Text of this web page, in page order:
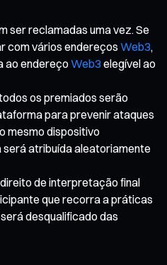
ser reclamadas uma vez. Se
com vários endereços Web3,
ao endereçoWeb3 elegível ao
os premiados serão
para prevenir ataques
mesmo dispositivo
atribuída aleatoriamente
de interpretação final
que recorra a práticas
desqualificado das